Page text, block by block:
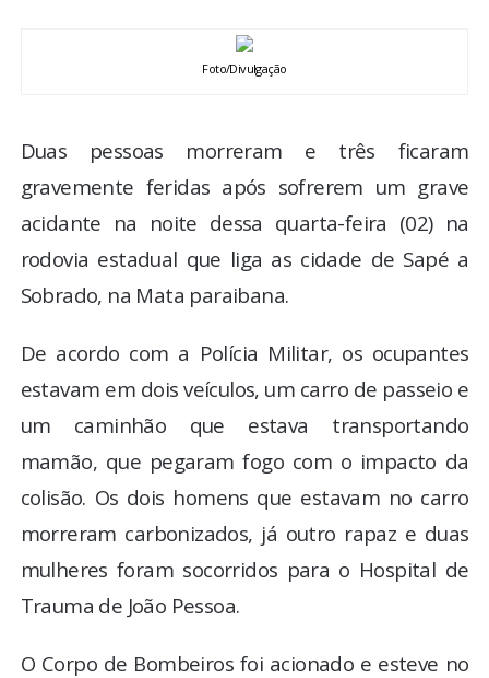
ENTRETENIMENTO
ENQUETE
COLUNISTAS
Foto/Divulgação
Duas pessoas morreram e três ficaram
gravemente feridas após sofrerem um grave
acidante na noite dessa quarta-feira (02) na
rodovia estadual que liga as cidade de Sapé a
Sobrado, na Mata paraibana.
De acordo com a Polícia Militar, os ocupantes
estavam em dois veículos, um carro de passeio e
um caminhão que estava transportando
mamão, que pegaram fogo com o impacto da
colisão. Os dois homens que estavam no carro
morreram carbonizados, já outro rapaz e duas
mulheres foram socorridos para o Hospital de
Trauma de João Pessoa.
O Corpo de Bombeiros foi acionado e esteve no